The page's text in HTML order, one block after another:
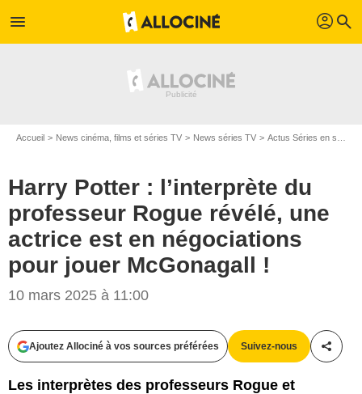
menu profil search
Accueil News cinéma, films et séries TV News séries TV Actus Séries en streaming
Harry Potter : l’interprète du
professeur Rogue révélé, une
actrice est en négociations
pour jouer McGonagall !
10 mars 2025 à 11:00
Ajoutez Allociné à vos sources préférées Suivez-nous
Les interprètes des professeurs Rogue et